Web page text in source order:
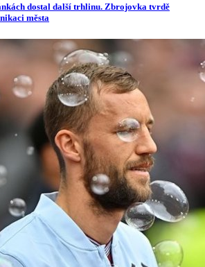
dostal další trhlinu. Zbrojovka tvrdě
města